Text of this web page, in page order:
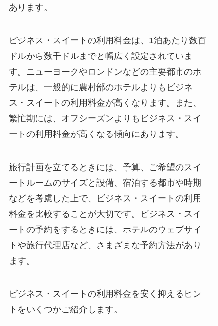
あります。
ビジネス・スイートの利用料金は、1泊あたり数百
ドルから数千ドルまでと幅広く設定されていま
す。ニューヨークやロンドンなどの主要都市のホ
テルは、一般的に農村部のホテルよりもビジネ
ス・スイートの利用料金が高くなります。また、
繁忙期には、オフシーズンよりもビジネス・スイ
ートの利用料金が高くなる傾向にあります。
旅行計画を立てるときには、予算、ご希望のスイ
ートルームのサイズと設備、宿泊する都市や時期
などを考慮した上で、ビジネス・スイートの利用
料金を比較することが大切です。ビジネス・スイ
ートの予約をするときには、ホテルのウェブサイ
トや旅行代理店など、さまざまな予約方法があり
ます。
ビジネス・スイートの利用料金を安く抑えるヒン
ト をいくつかご紹介します。